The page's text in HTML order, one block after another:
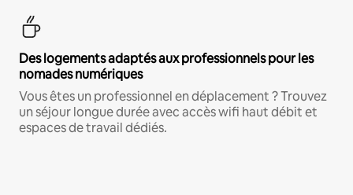
Des logements adaptés aux professionnels pour les
nomades numériques
Vous êtes un professionnel en déplacement ? Trouvez
un séjour longue durée avec accès wifi haut débit et
espaces de travail dédiés.